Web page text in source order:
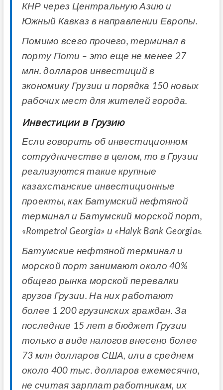
КНР через Центральную Азию и
Южный Кавказ в направлении Европы.
Помимо всего прочего, терминал в
порту Поти – это еще не менее 27
млн. долларов инвестиций в
экономику Грузии и порядка 150 новых
рабочих мест для жителей города.
Инвестиции в Грузию
Если говорить об инвестиционном
сотрудничестве в целом, то в Грузии
реализуются такие крупные
казахстанские инвестиционные
проекты, как Батумский нефтяной
терминал и Батумский морской порт,
«Rompetrol Georgia» и «Halyk Bank Georgia».
Батумские нефтяной терминал и
морской порт занимают около 40%
общего рынка морской перевалки
грузов Грузии. На них работают
более 1 200 грузинских граждан. За
последние 15 лет в бюджет Грузии
только в виде налогов внесено более
73 млн долларов США, или в среднем
около 400 тыс. долларов ежемесячно,
не считая зарплат работникам, их